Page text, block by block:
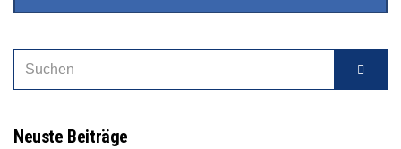
Neuste Beiträge